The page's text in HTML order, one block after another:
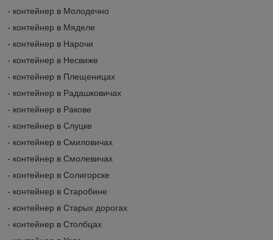
- контейнер в Молодечно
- контейнер в Мяделе
- контейнер в Нарочи
- контейнер в Несвиже
- контейнер в Плещеницах
- контейнер в Радашковичах
- контейнер в Ракове
- контейнер в Слуцке
- контейнер в Смиловичах
- контейнер в Смолевичах
- контейнер в Солигорске
- контейнер в Старобине
- контейнер в Старых дорогах
- контейнер в Столбцах